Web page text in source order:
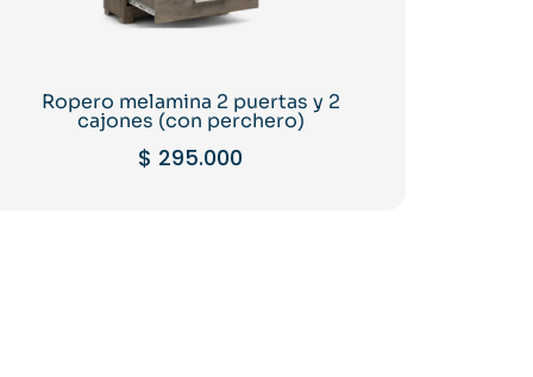
Ropero melamina 2 puertas y 2
cajones (con perchero)
$ 295.000